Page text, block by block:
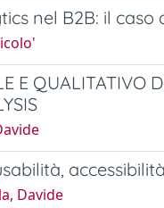
nel B2B: il
E QUALITATIVO
Davide